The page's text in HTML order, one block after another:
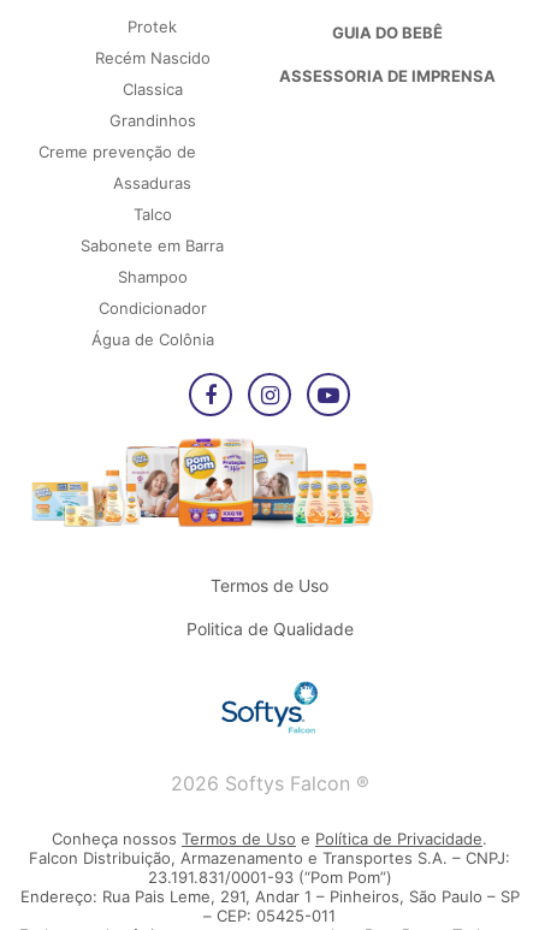
Protek
Recém Nascido
Classica
Grandinhos
Creme prevenção de
Assaduras
Talco
Sabonete em Barra
Shampoo
Condicionador
Água de Colônia
GUIA DO BEBÊ
ASSESSORIA DE IMPRENSA
Termos de Uso
Politica de Qualidade
2026 Softys Falcon ®
Conheça nossos Termos de Uso e Política de Privacidade.
Falcon Distribuição, Armazenamento e Transportes S.A. – CNPJ:
23.191.831/0001-93 (“Pom Pom”)
Endereço: Rua Pais Leme, 291, Andar 1 – Pinheiros, São Paulo – SP
– CEP: 05425-011